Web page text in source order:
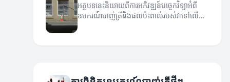
អត្ថបទនេះនិយាយ​ពីការអភិវឌ្ឍន៍បច្ចេកវិទ្យាអំពី
ឧបករណ៍បាញ់ត្រីនិងផលប៉ះពាល់របស់វាទៅលើការ
បាញ់ត្រី។